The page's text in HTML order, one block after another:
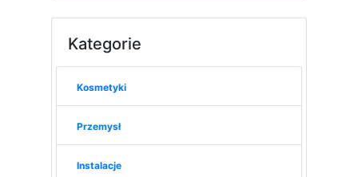
Kategorie
Kosmetyki
Przemysł
Instalacje